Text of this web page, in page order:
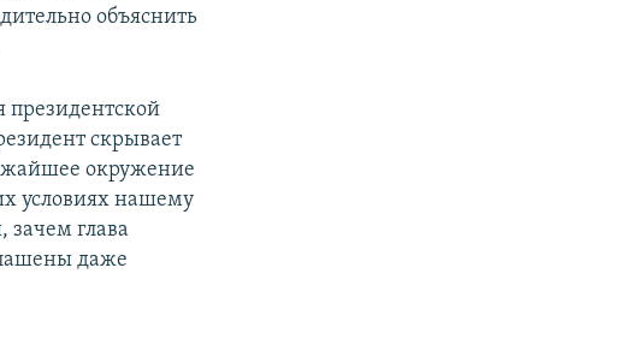
объяснить
президентской
скрывает
окружение
условиях нашему
зачем глава
даже